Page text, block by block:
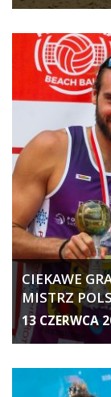
CIEKAWE
MISTRZ
VOLLEY
13 CZERWCA